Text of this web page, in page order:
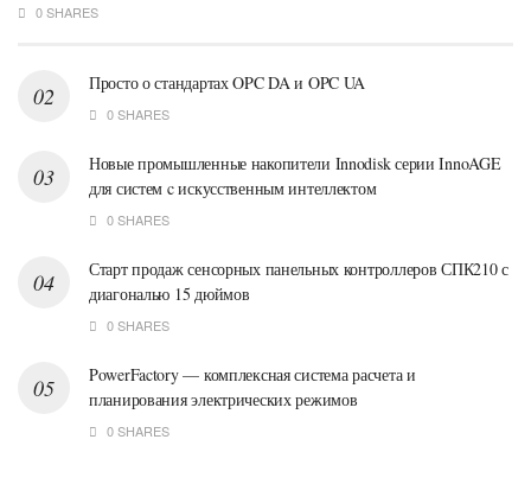
0 SHARES
Просто о стандартах OPC DA и OPC UA
0 SHARES
Новые промышленные накопители Innodisk серии InnoAGE
для систем c искусственным интеллектом
0 SHARES
Старт продаж сенсорных панельных контроллеров СПК210 с
диагональю 15 дюймов
0 SHARES
PowerFactory — комплексная система расчета и
планирования электрических режимов
0 SHARES